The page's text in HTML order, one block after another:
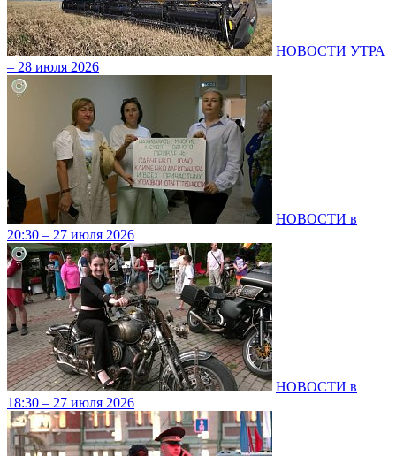
НОВОСТИ УТРА
– 28 июля 2026
НОВОСТИ в
20:30 – 27 июля 2026
НОВОСТИ в
18:30 – 27 июля 2026